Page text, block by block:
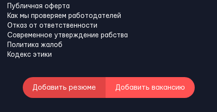
Публичная оферта
Как мы проверяем работодателей
Отказ от ответственности
Современное утверждение рабства
Политика жалоб
Кодекс этики
Добавить резюме Добавить вакансию